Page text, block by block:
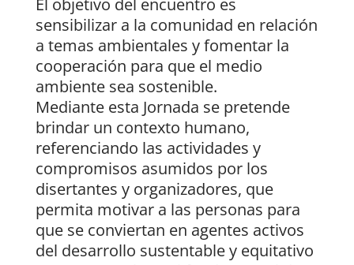
sensibilizar a la comunidad en relación
a temas ambientales y fomentar la
cooperación para que el medio
ambiente sea sostenible.
Mediante esta Jornada se pretende
brindar un contexto humano,
referenciando las actividades y
compromisos asumidos por los
disertantes y organizadores, que
permita motivar a las personas para
que se conviertan en agentes activos
del desarrollo sustentable y equitativo